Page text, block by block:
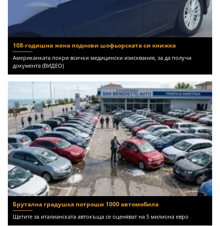
108-годишна жена поднови шофьорската си книжка
Американката покри всички медицински изисквания, за да получи
документа (ВИДЕО)
Брутална градушка потроши 1000 автомобила
Щетите за италианската автокъща се оценяват на 5 милиона евро